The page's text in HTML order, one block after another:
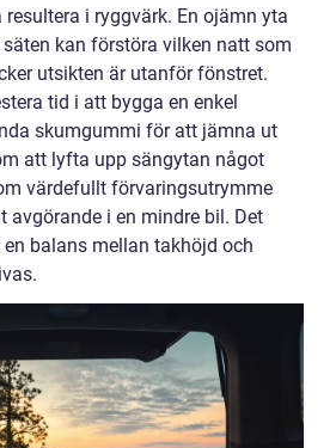
i ryggvärk. En ojämn yta
kan förstöra vilken natt som
utsikten är utanför fönstret.
tid i att bygga en enkel
skumgummi för att jämna ut
att lyfta upp sängytan något
värdefullt förvaringsutrymme
avgörande i en mindre bil. Det
balans mellan takhöjd och